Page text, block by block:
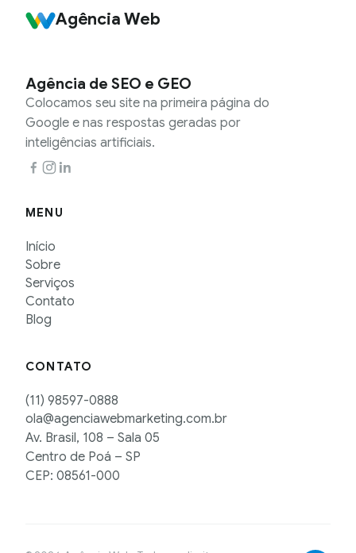
Agência Web
Agência de SEO e GEO
Colocamos seu site na primeira página do
Google e nas respostas geradas por
inteligências artificiais.
MENU
Início
Sobre
Serviços
Contato
Blog
CONTATO
(11) 98597-0888
ola@agenciawebmarketing.com.br
Av. Brasil, 108 – Sala 05
Centro de Poá – SP
CEP: 08561-000